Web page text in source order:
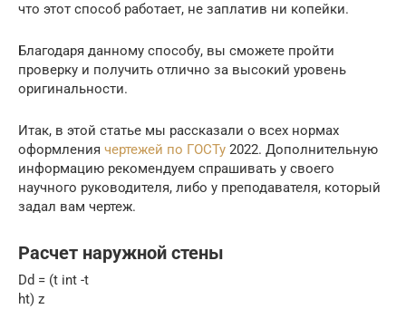
что этот способ работает, не заплатив ни копейки.
Благодаря данному способу, вы сможете пройти
проверку и получить отлично за высокий уровень
оригинальности.
Итак, в этой статье мы рассказали о всех нормах
оформления чертежей по ГОСТу 2022. Дополнительную
информацию рекомендуем спрашивать у своего
научного руководителя, либо у преподавателя, который
задал вам чертеж.
Расчет наружной стены
Dd = (t int -t
ht) z